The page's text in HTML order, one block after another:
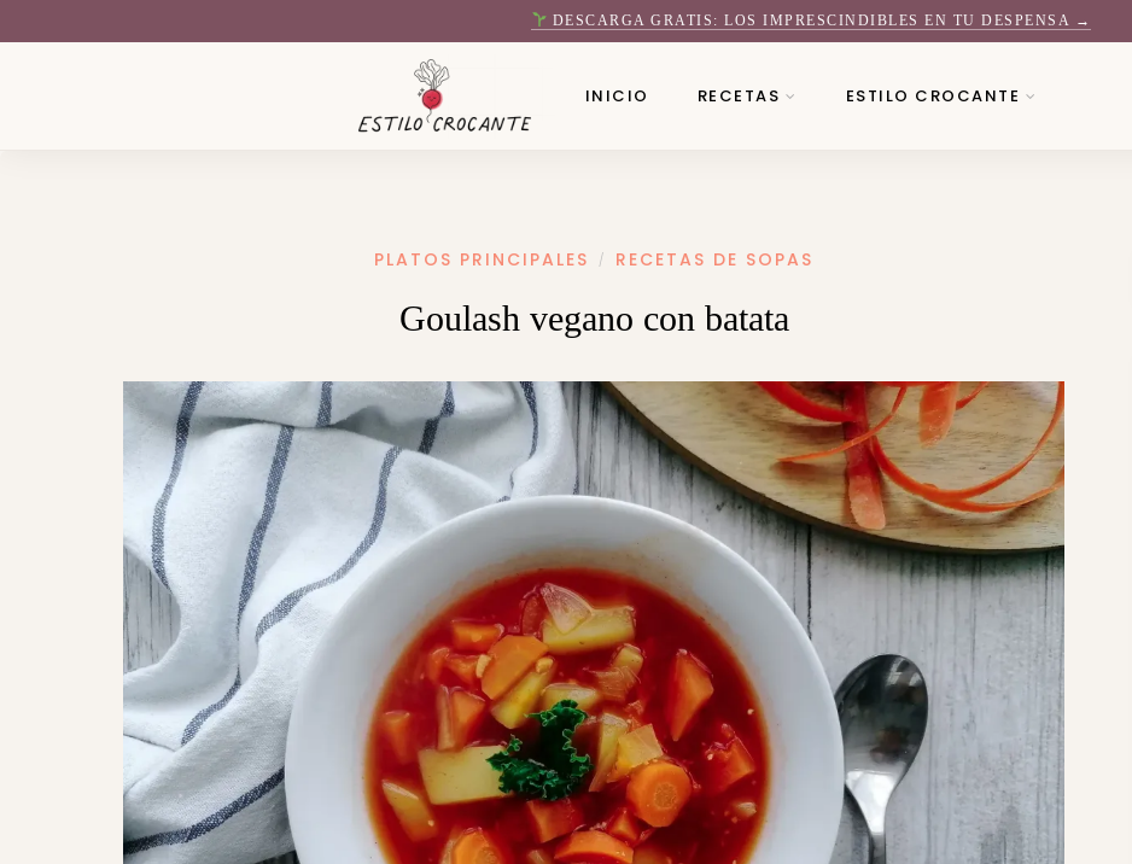
DESCARGA GRATIS: LOS IMPRESCINDIBLES EN TU DESPENSA →
INICIO RECETAS ESTILO CROCANTE
PLATOS PRINCIPALES / RECETAS DE SOPAS
Goulash vegano con batata